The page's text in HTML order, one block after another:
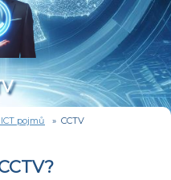
pojmů » CCTV